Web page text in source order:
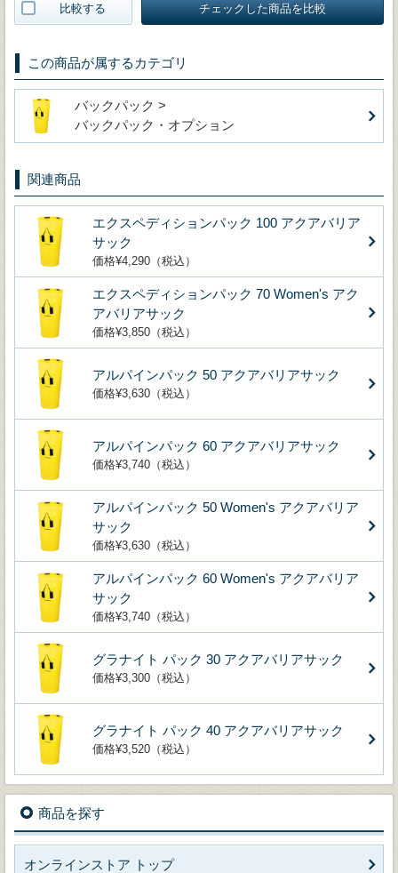
比較する チェックした商品を比較
この商品が属するカテゴリ
バックパック >
バックパック・オプション
関連商品
エクスペディションパック 100 アクアバリア
サック
価格¥4,290（税込）
エクスペディションパック 70 Women's アク
アバリアサック
価格¥3,850（税込）
アルパインパック 50 アクアバリアサック
価格¥3,630（税込）
アルパインパック 60 アクアバリアサック
価格¥3,740（税込）
アルパインパック 50 Women's アクアバリア
サック
価格¥3,630（税込）
アルパインパック 60 Women's アクアバリア
サック
価格¥3,740（税込）
グラナイト パック 30 アクアバリアサック
価格¥3,300（税込）
グラナイト パック 40 アクアバリアサック
価格¥3,520（税込）
商品を探す
オンラインストア トップ